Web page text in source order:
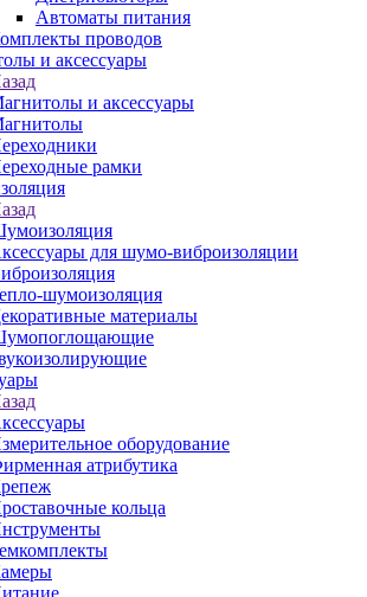
Автоматы питания
проводов
и аксессуары
и аксессуары
рамки
для шумо-виброизоляции
шумоизоляция
материалы
оборудование
атрибутика
кольца